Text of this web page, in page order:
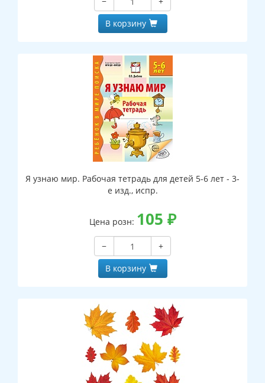
В корзину
Я узнаю мир. Рабочая тетрадь для детей 5-6 лет - 3-
е изд., испр.
Цена розн: 105 ₽
−
+
В корзину